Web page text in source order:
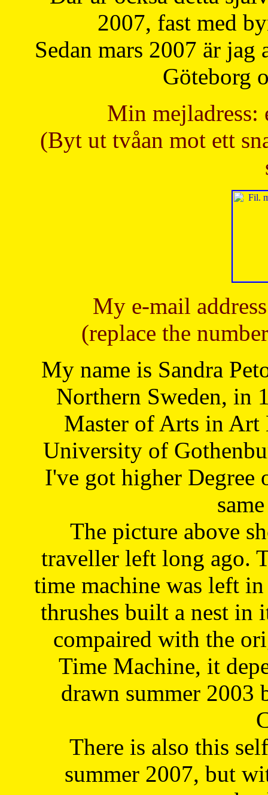
2007, fast med
Sedan mars 2007 är
Göteborg
Min mejladress:
(Byt ut tvåan mot ett
My e-mail
(replace the
My name is Sandra
Northern Sweden, in
Master of Arts in Art
University of
I've got higher Degree
The picture above
traveller left long ago.
time machine was left
thrushes built a nest in
compaired with the
Time Machine, it
drawn summer 2003
There is also this
summer 2007, but